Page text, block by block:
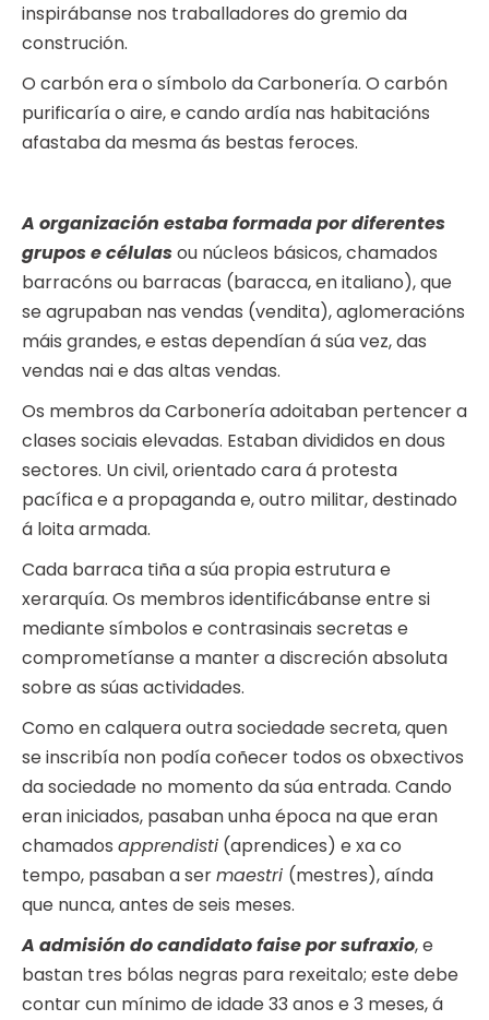
inspirábanse nos traballadores do gremio da
construción.
O carbón era o símbolo da Carbonería. O carbón
purificaría o aire, e cando ardía nas habitacións
afastaba da mesma ás bestas feroces.
A organización estaba formada por diferentes
grupos e célulasou núcleos básicos, chamados
barracóns ou barracas (baracca, en italiano), que
se agrupaban nas vendas (vendita), aglomeracións
máis grandes, e estas dependían á súa vez, das
vendas nai e das altas vendas.
Os membros da Carbonería adoitaban pertencer a
clases sociais elevadas. Estaban divididos en dous
sectores. Un civil, orientado cara á protesta
pacífica e a propaganda e, outro militar, destinado
á loita armada.
Cada barraca tiña a súa propia estrutura e
xerarquía. Os membros identificábanse entre si
mediante símbolos e contrasinais secretas e
comprometíanse a manter a discreción absoluta
sobre as súas actividades.
Como en calquera outra sociedade secreta, quen
se inscribía non podía coñecer todos os obxectivos
da sociedade no momento da súa entrada. Cando
eran iniciados, pasaban unha época na que eran
chamados apprendisti (aprendices) e xa co
tempo, pasaban a sermaestri (mestres), aínda
que nunca, antes de seis meses.
A admisión do candidato faise por sufraxio, e
bastan tres bólas negras para rexeitalo; este debe
contar cun mínimo de idade 33 anos e 3 meses, á